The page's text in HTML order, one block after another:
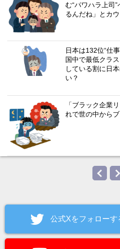
む“パワハラ上司
るんだね」とカ
日本は132位“仕
国中で最低クラ
している割に日
い？
「ブラック企業
れで世の中から
公式Xをフォローす